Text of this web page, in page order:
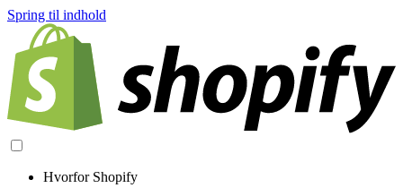
Spring til indhold
Hvorfor Shopify